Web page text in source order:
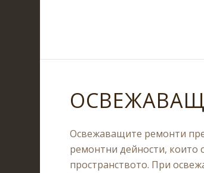
Освежаващите ремонти
ремонтни дейности, които
пространството. При